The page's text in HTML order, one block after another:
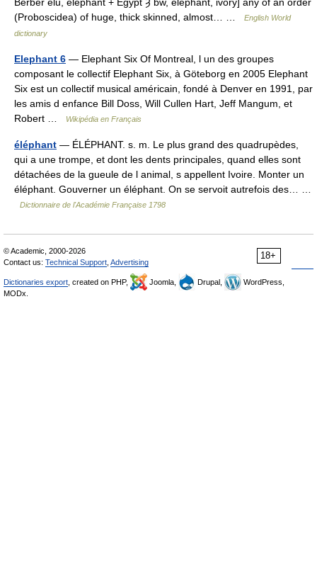
(Proboscidea) of huge, thick skinned, almost… …
English World
dictionary
Elephant 6 — Elephant Six Of Montreal, l un des groupes
composant le collectif Elephant Six, à Göteborg en 2005 Elephant
Six est un collectif musical américain, fondé à Denver en 1991, par
les amis d enfance Bill Doss, Will Cullen Hart, Jeff Mangum, et
Robert …
Wikipédia en Français
éléphant — ÉLÉPHANT. s. m. Le plus grand des quadrupèdes,
qui a une trompe, et dont les dents principales, quand elles sont
détachées de la gueule de l animal, s appellent Ivoire. Monter un
éléphant. Gouverner un éléphant. On se servoit autrefois des… …
Dictionnaire de l'Académie Française 1798
18+
© Academic, 2000-2026
Contact us: Technical Support Advertising
Dictionaries export , created on PHP, Joomla, Drupal,
WordPress,
MODx.